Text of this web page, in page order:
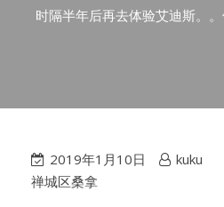
时隔半年后再去体验艾迪斯。。
2019年1月10日 kuku
禅城区桑拿